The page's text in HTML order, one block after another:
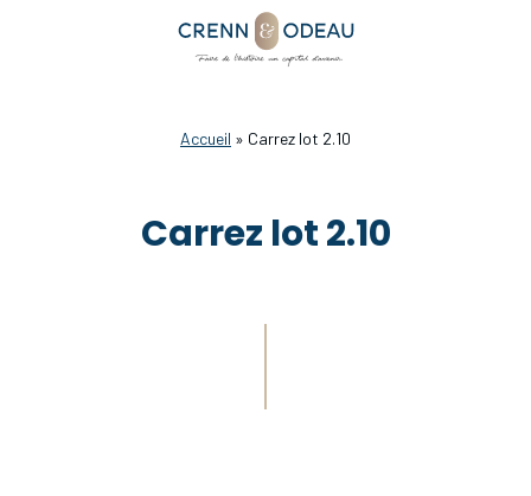
Accueil » Carrez lot 2.10
Carrez lot 2.10